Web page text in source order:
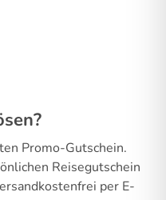
Promo-Gutschein.
Reisegutschein
per E-